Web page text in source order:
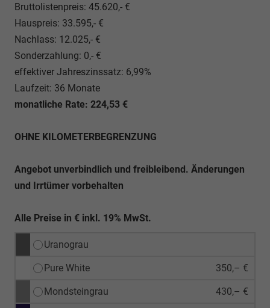
Bruttolistenpreis: 45.620,- €
Hauspreis: 33.595,- €
Nachlass: 12.025,- €
Sonderzahlung: 0,- €
effektiver Jahreszinssatz: 6,99%
Laufzeit: 36 Monate
monatliche Rate: 224,53 €
OHNE KILOMETERBEGRENZUNG
Angebot unverbindlich und freibleibend. Änderungen
und Irrtümer vorbehalten
Alle Preise in € inkl. 19% MwSt.
Uranograu
Pure White 350,– €
Mondsteingrau 430,– €